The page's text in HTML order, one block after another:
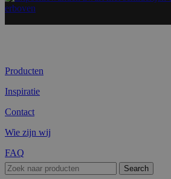
Producten
Inspiratie
Contact
Wie zijn wij
FAQ
Search